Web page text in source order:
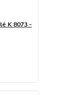
K 8073 -